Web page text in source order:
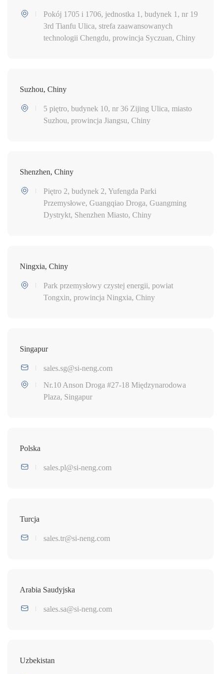
Pokój 1705 i 1706, jednostka 1, budynek 1, nr 19
3rd Tianfu Ulica, strefa zaawansowanych
technologii Chengdu, prowincja Syczuan, Chiny
Suzhou, Chiny
5 piętro, budynek 10, nr 36 Zijing Ulica, miasto
Suzhou, prowincja Jiangsu, Chiny
Shenzhen, Chiny
Piętro 2, budynek 2, Yufengda Parki
Przemysłowe, Guangqiao Droga, Guangming
Dystrykt, Shenzhen Miasto, Chiny
Ningxia, Chiny
Park przemysłowy czystej energii, powiat
Tongxin, prowincja Ningxia, Chiny
Singapur
sales.sg@si-neng.com
Nr.10 Anson Droga #27-18 Międzynarodowa
Plaza, Singapur
Polska
sales.pl@si-neng.com
Turcja
sales.tr@si-neng.com
Arabia Saudyjska
sales.sa@si-neng.com
Uzbekistan